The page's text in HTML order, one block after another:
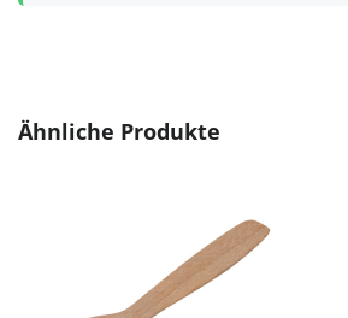
Produktgalerie überspringen
Ähnliche Produkte